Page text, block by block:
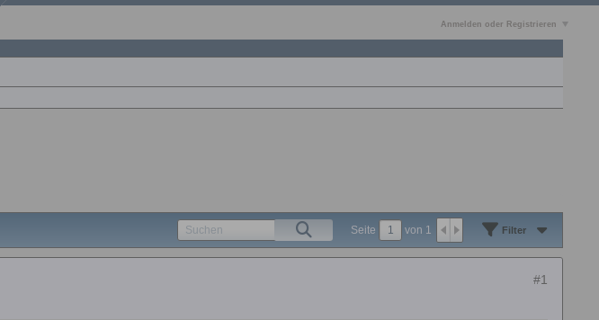
Anmelden oder Registrieren
Seite von 1 Filter
#1